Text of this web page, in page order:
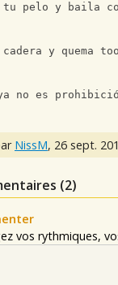
tu pelo y baila
cadera y quema
no es
NissM, 26 sept.
(2)
vos rythmiques,